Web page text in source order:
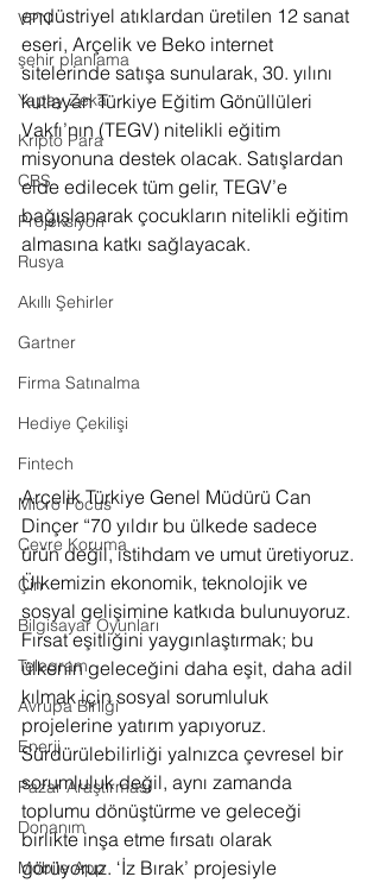
VPN
şehir planlama
Yapay Zeka
Kripto Para
CBS
Projeksiyon
Rusya
Akıllı Şehirler
Gartner
Firma Satınalma
Hediye Çekilişi
Fintech
Micro Focus
Çevre Koruma
Çin
Bilgisayar Oyunları
Telegram
Avrupa Birliği
Enerji
Pazar Araştırması
Donanım
Mobile App
endüstriyel atıklardan üretilen 12 sanat
eseri, Arçelik ve Beko internet
sitelerinde satışa sunularak, 30. yılını
kutlayan Türkiye Eğitim Gönüllüleri
Vakfı’nın (TEGV) nitelikli eğitim
misyonuna destek olacak. Satışlardan
elde edilecek tüm gelir, TEGV’e
bağışlanarak çocukların nitelikli eğitim
almasına katkı sağlayacak.
Arçelik Türkiye Genel Müdürü Can
Dinçer “70 yıldır bu ülkede sadece
ürün değil, istihdam ve umut üretiyoruz.
Ülkemizin ekonomik, teknolojik ve
sosyal gelişimine katkıda bulunuyoruz.
Fırsat eşitliğini yaygınlaştırmak; bu
ülkenin geleceğini daha eşit, daha adil
kılmak için sosyal sorumluluk
projelerine yatırım yapıyoruz.
Sürdürülebilirliği yalnızca çevresel bir
sorumluluk değil, aynı zamanda
toplumu dönüştürme ve geleceği
birlikte inşa etme fırsatı olarak
görüyoruz. ‘İz Bırak’ projesiyle